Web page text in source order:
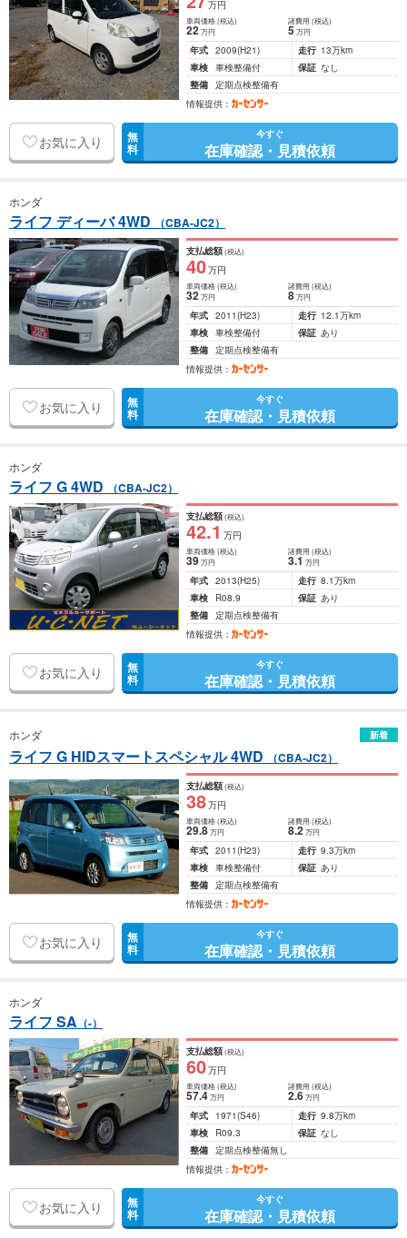
万円
車両価格(税込)
22万円
諸費用 (税込)
5 万円
年式 2009(H21) 走行 13万km
車検 車検整備付 保証 なし
整備 定期点検整備有
情報提供：
お気に入り 無
料
今すぐ
在庫確認・見積依頼
ホンダ
ライフ ディーバ 4WD （CBA-JC2）
支払総額(税込)
40万円
車両価格(税込)
32万円
諸費用 (税込)
8 万円
年式 2011(H23) 走行 12.1万km
車検 車検整備付 保証 あり
整備 定期点検整備有
情報提供：
お気に入り 無
料
今すぐ
在庫確認・見積依頼
ホンダ
ライフ G 4WD （CBA-JC2）
支払総額(税込)
42.1 万円
車両価格(税込)
39万円
諸費用 (税込)
3.1 万円
年式 2013(H25) 走行 8.1万km
車検
R08.9 保証 あり
整備 定期点検整備有
情報提供：
お気に入り 無
料
今すぐ
在庫確認・見積依頼
ホンダ 新着
ライフ G HIDスマートスペシャル 4WD （CBA-JC2）
支払総額(税込)
38万円
車両価格(税込)
29.8万円
諸費用 (税込)
8.2 万円
年式 2011(H23) 走行 9.3万km
車検 車検整備付 保証 あり
整備 定期点検整備有
情報提供：
お気に入り 無
料
今すぐ
在庫確認・見積依頼
ホンダ
ライフ SA （-）
支払総額(税込)
60万円
車両価格(税込)
57.4万円
諸費用 (税込)
2.6 万円
年式 1971(S46) 走行 9.8万km
車検
R09.3 保証 なし
整備 定期点検整備無し
情報提供：
お気に入り 無
料
今すぐ
在庫確認・見積依頼